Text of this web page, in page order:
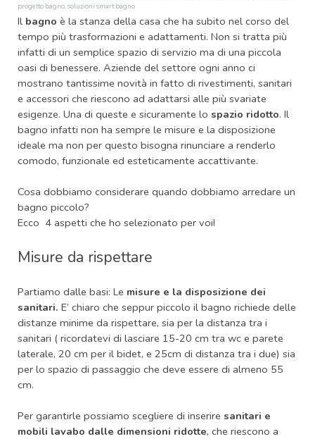
progetto bagno,soluzioni smart bagno
Il bagno è la stanza della casa che ha subito nel corso del
tempo più trasformazioni e adattamenti. Non si tratta più
infatti di un semplice spazio di servizio ma di una piccola
oasi di benessere. Aziende del settore ogni anno ci
mostrano tantissime novità in fatto di rivestimenti, sanitari
e accessori che riescono ad adattarsi alle più svariate
esigenze. Una di queste e sicuramente lo spazio ridotto. Il
bagno infatti non ha sempre le misure e la disposizione
ideale ma non per questo bisogna rinunciare a renderlo
comodo, funzionale ed esteticamente accattivante.
Cosa dobbiamo considerare quando dobbiamo arredare un
bagno piccolo?
Ecco 4 aspetti che ho selezionato per voi!
Misure da rispettare
Partiamo dalle basi: Le misure e la disposizione dei
sanitari. E’ chiaro che seppur piccolo il bagno richiede delle
distanze minime da rispettare, sia per la distanza tra i
sanitari ( ricordatevi di lasciare 15-20 cm tra wc e parete
laterale, 20 cm per il bidet, e 25cm di distanza tra i due) sia
per lo spazio di passaggio che deve essere di almeno 55
cm.
Per garantirle possiamo scegliere di inserire sanitari e
mobili lavabo dalle dimensioni ridotte, che riescono a